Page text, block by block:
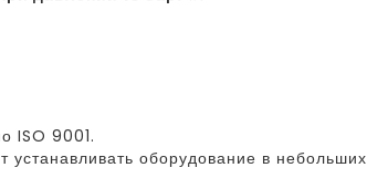
ISO 9001.
устанавливать оборудование в небольших